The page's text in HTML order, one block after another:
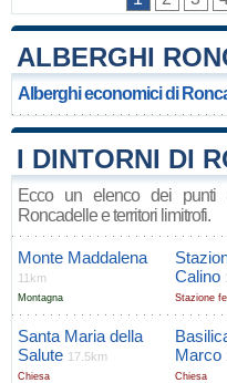
ALBERGHI
Alberghi economici di
I DINTORNI DI
Ecco un elenco dei punti
Roncadelle e territori limitrofi.
Monte Maddalena
11km
Montagna
Calino
Stazione
Santa Maria della
Salute 17.5km
Chiesa
Marco
Chiesa